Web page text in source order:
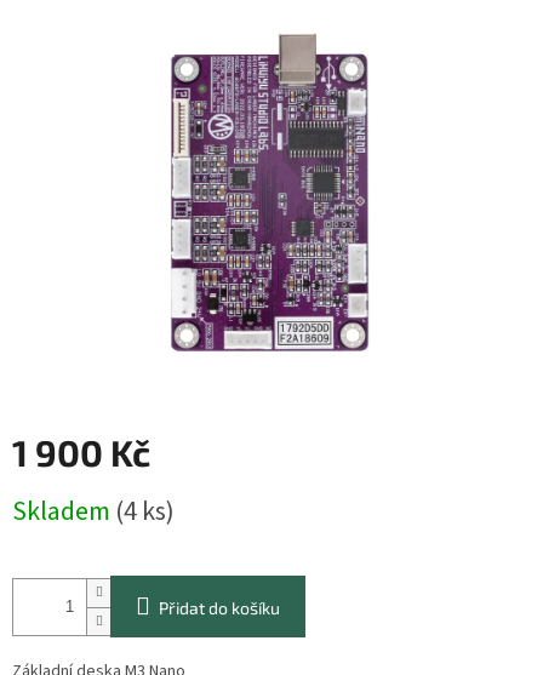
1 900 Kč
cena:
Skladem (4 ks)
Přidat do košíku